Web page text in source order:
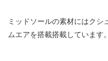
ミッドソールの素材にはクシ
ムエアを搭載搭載しています。